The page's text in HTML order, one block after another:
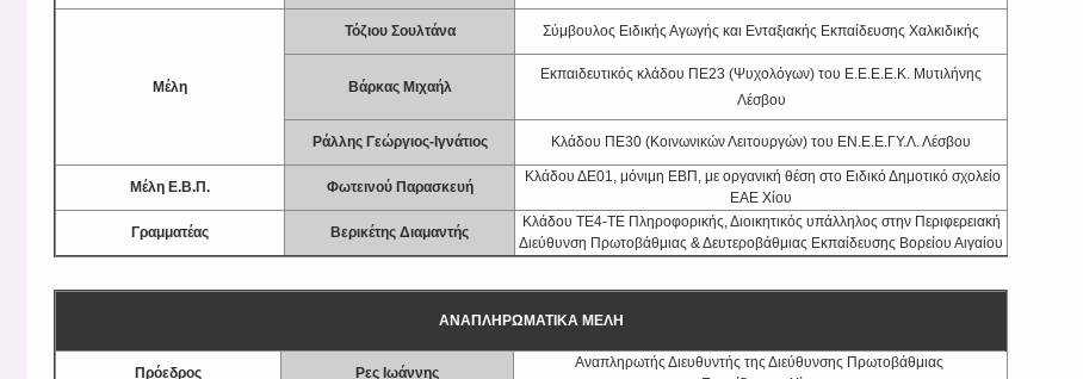
Μέλη
Τόζιου Σουλτάνα Σύμβουλος Ειδικής Αγωγής και Ενταξιακής Εκπαίδευσης Χαλκιδικής
Βάρκας Μιχαήλ
Εκπαιδευτικός κλάδου ΠΕ23 (Ψυχολόγων) του Ε.Ε.Ε.Ε.Κ. Μυτιλήνης
Λέσβου
Ράλλης Γεώργιος-Ιγνάτιος Κλάδου ΠΕ30 (Κοινωνικών Λειτουργών) του ΕΝ.Ε.Ε.ΓΥ.Λ. Λέσβου
Μέλη Ε.Β.Π. Φωτεινού Παρασκευή
Κλάδου ΔΕ01, μόνιμη ΕΒΠ, με οργανική θέση στο Ειδικό Δημοτικό σχολείο
ΕΑΕ Χίου
Γραμματέας Βερικέτης Διαμαντής
Κλάδου ΤΕ4-ΤΕ Πληροφορικής, Διοικητικός υπάλληλος στην Περιφερειακή
Διεύθυνση Πρωτοβάθμιας & Δευτεροβάθμιας Εκπαίδευσης Βορείου Αιγαίου
ΑΝΑΠΛΗΡΩΜΑΤΙΚΑ ΜΕΛΗ
Πρόεδρος Ρες Ιωάννης
Αναπληρωτής Διευθυντής της Διεύθυνσης Πρωτοβάθμιας